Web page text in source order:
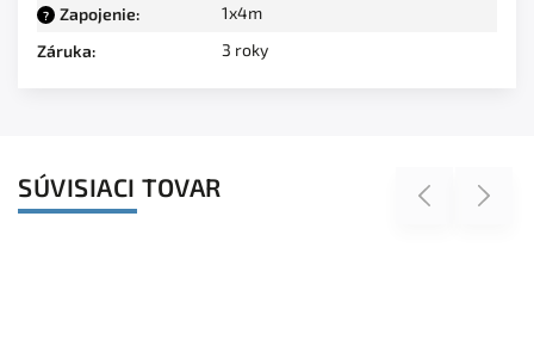
? Zapojenie:
1x4m
Záruka: 3 roky
SÚVISIACI TOVAR Previous Next